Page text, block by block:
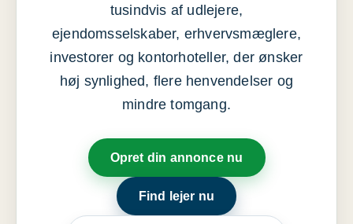
tusindvis af udlejere,
ejendomsselskaber, erhvervsmæglere,
investorer og kontorhoteller, der ønsker
høj synlighed, flere henvendelser og
mindre tomgang.
Opret din annonce nu
Find lejer nu